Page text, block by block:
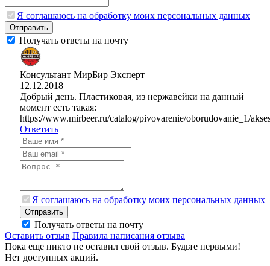
Я соглашаюсь на обработку моих персональных данных
Отправить
Получать ответы на почту
Консультант МирБир Эксперт
12.12.2018
Добрый день. Пластиковая, из нержавейки на данный
момент есть такая:
https://www.mirbeer.ru/catalog/pivovarenie/oborudovanie_1/
Ответить
Я соглашаюсь на обработку моих персональных данных
Отправить
Получать ответы на почту
Оставить отзыв Правила написания отзыва
Пока еще никто не оставил свой отзыв. Будьте первыми!
Нет доступных акций.